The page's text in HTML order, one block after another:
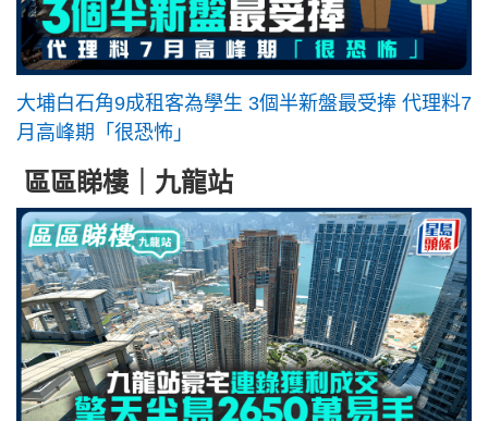
大埔白石角9成租客為學生 3個半新盤最受捧 代理料7
月高峰期「很恐怖」
區區睇樓｜九龍站